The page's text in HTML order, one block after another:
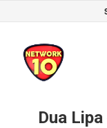
Dua